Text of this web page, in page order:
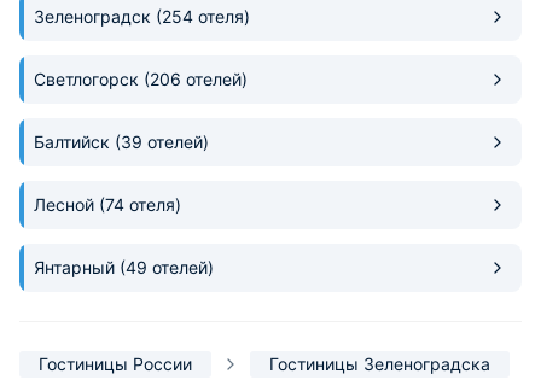
гулять по городу, тем более что на
пользоваться кухней, а в номере
чашки. Хотелось бы
поблагодарить очень вежливых и
администраторов, которые
вещи, а как только был готов
Зеленоградск (254 отеля)
Светлогорск (206 отелей)
Балтийск (39 отелей)
Лесной (74 отеля)
Янтарный (49 отелей)
Гостиницы России Гостиницы Зеленоградска